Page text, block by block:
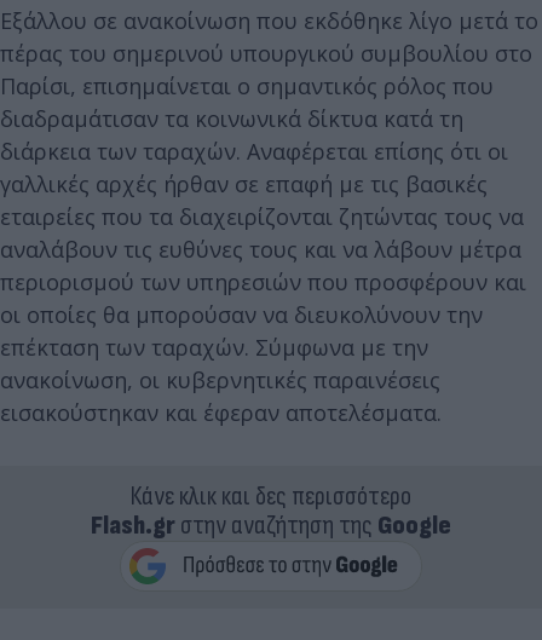
Εξάλλου σε ανακοίνωση που εκδόθηκε λίγο μετά το
πέρας του σημερινού υπουργικού συμβουλίου στο
Παρίσι, επισημαίνεται ο σημαντικός ρόλος που
διαδραμάτισαν τα κοινωνικά δίκτυα κατά τη
διάρκεια των ταραχών. Αναφέρεται επίσης ότι οι
γαλλικές αρχές ήρθαν σε επαφή με τις βασικές
εταιρείες που τα διαχειρίζονται ζητώντας τους να
αναλάβουν τις ευθύνες τους και να λάβουν μέτρα
περιορισμού των υπηρεσιών που προσφέρουν και
οι οποίες θα μπορούσαν να διευκολύνουν την
επέκταση των ταραχών. Σύμφωνα με την
ανακοίνωση, οι κυβερνητικές παραινέσεις
εισακούστηκαν και έφεραν αποτελέσματα.
Κάνε κλικ και δες περισσότερο
Flash.grστην αναζήτηση της Google